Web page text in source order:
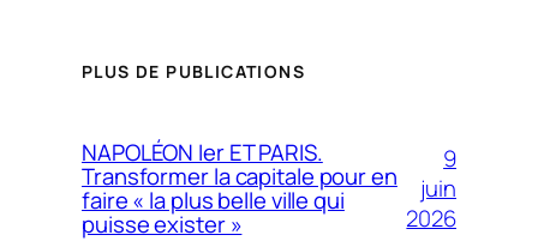
PLUS DE PUBLICATIONS
NAPOLÉON Ier ET PARIS.
Transformer la capitale pour en
faire « la plus belle ville qui
puisse exister »
9
juin
2026